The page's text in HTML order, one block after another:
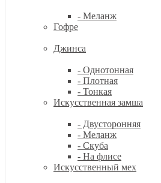
- Меланж
Гофре
Джинса
- Однотонная
- Плотная
- Тонкая
Искусственная замша
- Двусторонняя
- Меланж
- Скуба
- На флисе
Искусственный мех